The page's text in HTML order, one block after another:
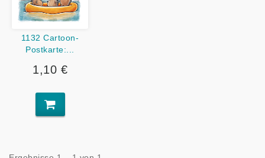
1132 Cartoon-
Postkarte:...
1,10 €